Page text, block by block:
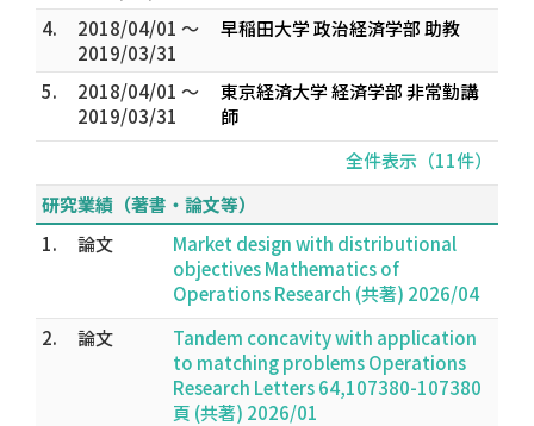
4.
2018/04/01 ～
2019/03/31
早稲田大学 政治経済学部 助教
5.
2018/04/01 ～
2019/03/31
東京経済大学 経済学部 非常勤講
師
全件表示（11件）
研究業績（著書・論文等）
1.
論文
Market design with distributional
objectives Mathematics of
Operations Research (共著) 2026/04
2.
論文
Tandem concavity with application
to matching problems Operations
Research Letters 64,107380-107380
頁 (共著) 2026/01